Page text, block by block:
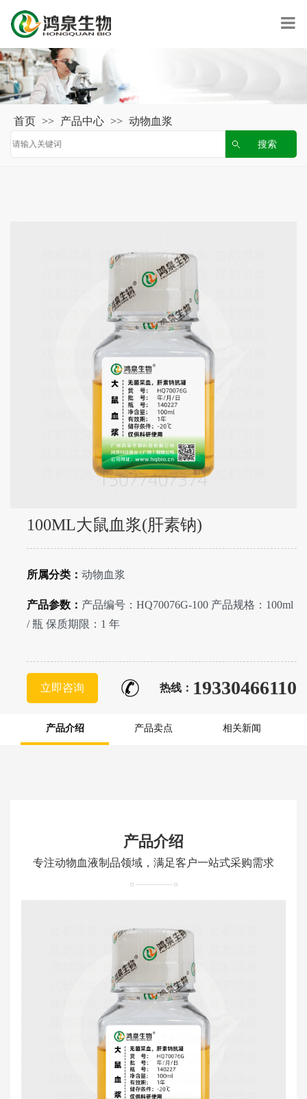
首页 >> 产品中心 >> 动物血浆
100ML大鼠血浆(肝素钠)
所属分类： 动物血浆
产品参数： 产品编号：HQ70076G-100 产品规格：100ml
/ 瓶 保质期限：1 年
立即咨询 热线： 19330466110
产品介绍 产品卖点 相关新闻
产品介绍
专注动物血液制品领域，满足客户一站式采购需求